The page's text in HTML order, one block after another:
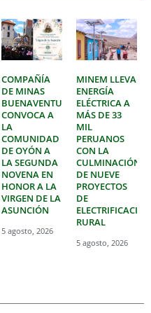
COMPAÑÍA
DE MINAS
BUENAVENTURA
CONVOCA A
LA
COMUNIDAD
DE OYÓN A
LA SEGUNDA
NOVENA EN
HONOR A LA
VIRGEN DE LA
ASUNCIÓN
5 agosto, 2026
MINEM LLEVA
ENERGÍA
ELÉCTRICA A
MÁS DE 33
MIL
PERUANOS
CON LA
CULMINACIÓN
DE NUEVE
PROYECTOS
DE
ELECTRIFICACIÓN
RURAL
5 agosto, 2026